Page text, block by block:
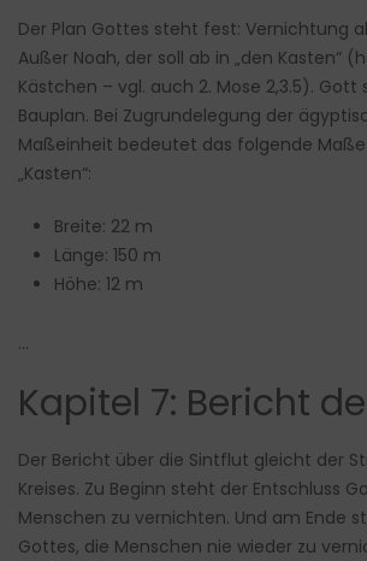
Der Plan Gottes steht fest: Vernichtung
Außer Noah, der soll ab in „den Kasten“
Kästchen – vgl. auch 2. Mose 2,3.5).
Bauplan. Bei Zugrundelegung der
Maßeinheit bedeutet das folgende
„Kasten“:
Breite: 22 m
Länge: 150 m
Höhe: 12 m
…
Kapitel 7: Bericht
Der Bericht über die Sintflut gleicht der
Kreises. Zu Beginn steht der Entschluss
Menschen zu vernichten. Und am Ende
Gottes, die Menschen nie wieder zu